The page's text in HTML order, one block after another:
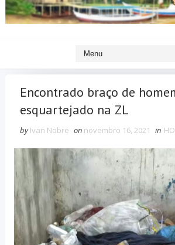
Encontrado braço de
esquartejado na ZL
by Ivan Nobre on novembro 16, 2021 in